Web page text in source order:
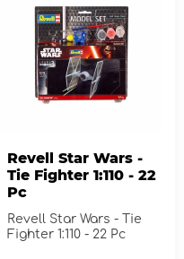
Revell Star Wars -
Tie Fighter 1:110 - 22
Pc
Revell Star Wars - Tie
Fighter 1:110 - 22 Pc